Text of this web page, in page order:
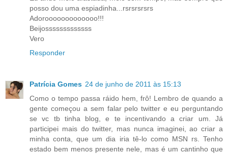
posso dou uma espiadinha...rsrsrsrsrs
Adorooooooooooooo!!!
Beijosssssssssssss
Vero
Responder
Patrícia Gomes 24 de junho de 2011 às 15:13
Como o tempo passa ráido hem, frô! Lembro de quando a
gente começou a sem falar pelo twitter e eu perguntando
se vc tb tinha blog, e te incentivando a criar um. Já
participei mais do twitter, mas nunca imaginei, ao criar a
minha conta, que um dia iria tê-lo como MSN rs. Tenho
estado bem menos presente nele, mas é um cantinho que